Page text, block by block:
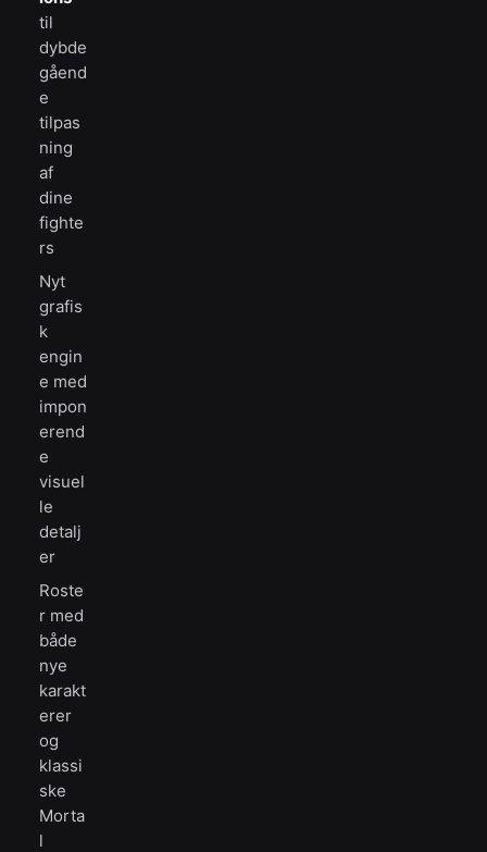
til
dybde
gåend
e
tilpas
ning
af
dine
fighte
rs
Nyt
grafis
k
engin
e med
impon
erend
e
visuel
le
detalj
er
Roste
r med
både
nye
karakt
erer
og
klassi
ske
Morta
l